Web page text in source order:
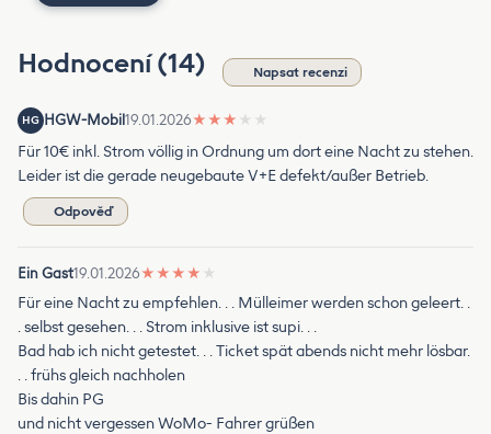
Hodnocení (14) Napsat recenzi
HG HGW-Mobil19.01.2026★ ★ ★ ★ ★
Für 10€ inkl. Strom völlig in Ordnung um dort eine Nacht zu stehen.
Leider ist die gerade neugebaute V+E defekt/außer Betrieb.
Odpověď
Ein Gast19.01.2026★ ★ ★ ★ ★
Für eine Nacht zu empfehlen. . . Mülleimer werden schon geleert. .
. selbst gesehen. . . Strom inklusive ist supi. . .
Bad hab ich nicht getestet. . . Ticket spät abends nicht mehr lösbar.
. . frühs gleich nachholen
Bis dahin PG
und nicht vergessen WoMo- Fahrer grüßen